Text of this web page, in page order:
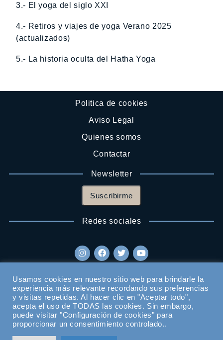
3.- El yoga del siglo XXI
4.- Retiros y viajes de yoga Verano 2025
(actualizados)
5.- La historia oculta del Hatha Yoga
Politica de cookies
Aviso Legal
Quienes somos
Contactar
Newsletter
Suscribirme
Redes sociales
Usamos cookies en nuestro sitio web para brindarle la
experiencia más relevante recordando sus preferencias
y visitas repetidas. Al hacer clic en "Aceptar todo",
acepta el uso de TODAS las cookies. Sin embargo,
puede visitar "Configuración de cookies" para
proporcionar un consentimiento controlado..